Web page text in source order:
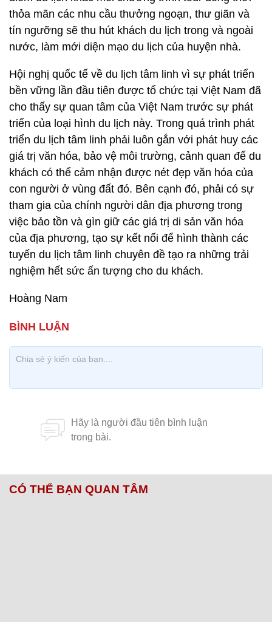
thỏa mãn các nhu cầu thưởng ngoạn, thư giãn và
tín ngưỡng sẽ thu hút khách du lịch trong và ngoài
nước, làm mới diện mạo du lịch của huyện nhà.
Hội nghị quốc tế về du lịch tâm linh vì sự phát triển
bền vững lần đầu tiên được tổ chức tại Việt Nam đã
cho thấy sự quan tâm của Việt Nam trước sự phát
triển của loại hình du lịch này. Trong quá trình phát
triển du lịch tâm linh phải luôn gắn với phát huy các
giá trị văn hóa, bảo vệ môi trường, cảnh quan để du
khách có thể cảm nhận được nét đẹp văn hóa của
con người ở vùng đất đó. Bên cạnh đó, phải có sự
tham gia của chính người dân địa phương trong
việc bảo tồn và gìn giữ các giá trị di sản văn hóa
của địa phương, tạo sự kết nối để hình thành các
tuyến du lịch tâm linh chuyên đề tạo ra những trải
nghiệm hết sức ấn tượng cho du khách.
Hoàng Nam
CÓ THỂ BẠN QUAN TÂM